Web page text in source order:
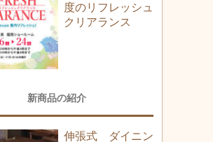
度のリフレッシュ
クリアランス
新商品の紹介
伸張式 ダイニン